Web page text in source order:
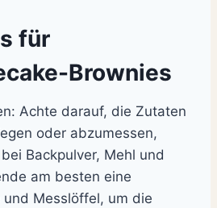
für
Brownies
Achte darauf, die Zutaten
oder abzumessen,
Backpulver, Mehl und
am besten eine
und Messlöffel, um die